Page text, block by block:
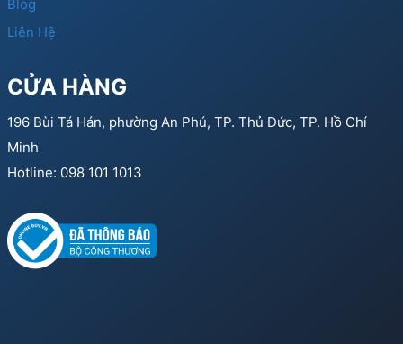
Blog
Liên Hệ
CỬA HÀNG
196 Bùi Tá Hán, phường An Phú, TP. Thủ Đức, TP. Hồ Chí
Minh
Hotline: 098 101 1013